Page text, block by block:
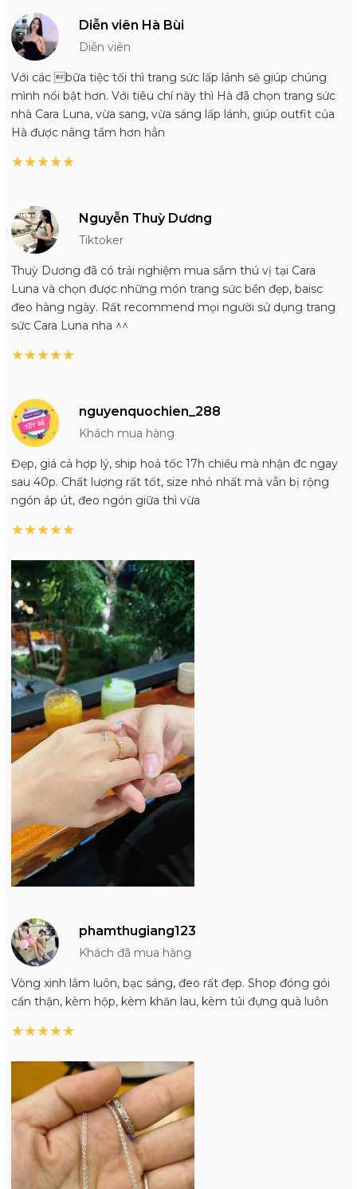
Diễn viên Hà Bùi
Diễn viên
Với các bữa tiệc tối thì trang sức lấp lánh sẽ giúp chúng
mình nổi bật hơn. Với tiêu chí này thì Hà đã chọn trang sức
nhà Cara Luna, vừa sang, vừa sáng lấp lánh, giúp outfit của
Hà được nâng tầm hơn hẳn
★★★★★
Nguyễn Thuỳ Dương
Tiktoker
Thuỳ Dương đã có trải nghiệm mua sắm thú vị tại Cara
Luna và chọn được những món trang sức bền đẹp, baisc
đeo hàng ngày. Rất recommend mọi người sử dụng trang
sức Cara Luna nha ^^
★★★★★
nguyenquochien_288
Khách mua hàng
Đẹp, giá cả hợp lý, ship hoả tốc 17h chiều mà nhận đc ngay
sau 40p. Chất lượng rất tốt, size nhỏ nhất mà vẫn bị rộng
ngón áp út, đeo ngón giữa thì vừa
★★★★★
phamthugiang123
Khách đã mua hàng
Vòng xinh lắm luôn, bạc sáng, đeo rất đẹp. Shop đóng gói
cẩn thận, kèm hộp, kèm khăn lau, kèm túi đựng quà luôn
★★★★★